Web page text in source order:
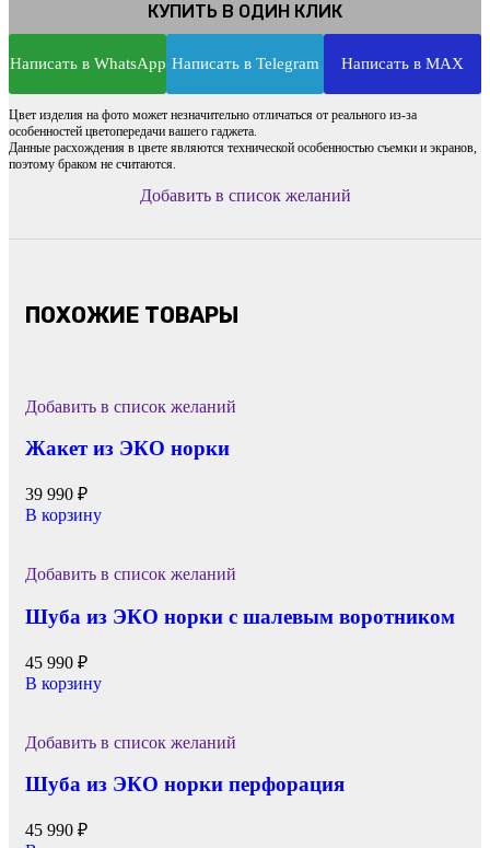
КУПИТЬ В ОДИН КЛИК
Написать в WhatsApp Написать в Telegram Написать в MAX
Цвет изделия на фото может незначительно отличаться от реального из-за
особенностей цветопередачи вашего гаджета.
Данные расхождения в цвете являются технической особенностью съемки и экранов,
поэтому браком не считаются.
Добавить в список желаний
ПОХОЖИЕ ТОВАРЫ
Добавить в список желаний
Жакет из ЭКО норки
39 990 ₽
В корзину
Добавить в список желаний
Шуба из ЭКО норки с шалевым воротником
45 990 ₽
В корзину
Добавить в список желаний
Шуба из ЭКО норки перфорация
45 990 ₽